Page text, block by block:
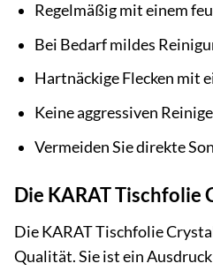
Regelmäßig mit einem
Bei Bedarf mildes
Hartnäckige Flecken mit
Keine aggressiven
Vermeiden Sie direkte
Die KARAT Tischfolie
Die KARAT Tischfolie
Qualität. Sie ist ein